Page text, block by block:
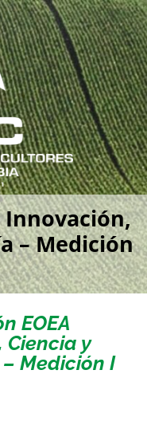
Innovación,
– Medición
EOEA
Ciencia y
Medición I